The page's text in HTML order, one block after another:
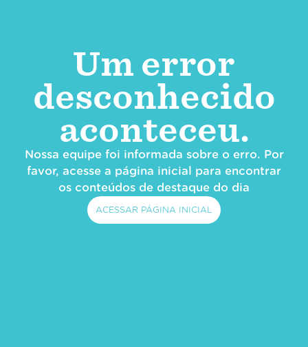
Um error
desconhecido
aconteceu.
Nossa equipe foi informada sobre o erro. Por
favor, acesse a página inicial para encontrar
os conteúdos de destaque do dia
ACESSAR PÁGINA INICIAL